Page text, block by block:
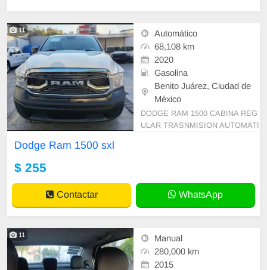
11
Automático
68,108 km
2020
Gasolina
Benito Juárez, Ciudad de
México
DODGE RAM 1500 CABINA REG
ULAR TRASNMISION AUTOMATI
ARA PAGAR DESDE 12/24/36/48/
60 MESES, TRAMITAMOS TU C
REDITO SOLAMENTE CON TU I
Dodge Ram 1500 sxl
$ 255
Contactar WhatsApp
11
Manual
280,000 km
2015